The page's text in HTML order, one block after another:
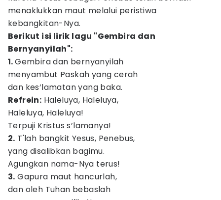
menaklukkan maut melalui peristiwa
kebangkitan-Nya.
Berikut isi lirik lagu "Gembira dan
Bernyanyilah":
1.Gembira dan bernyanyilah
menyambut Paskah yang cerah
dan kes’lamatan yang baka.
Refrein: Haleluya, Haleluya,
Haleluya, Haleluya!
Terpuji Kristus s’lamanya!
2. T'lah bangkit Yesus, Penebus,
yang disalibkan bagimu.
Agungkan nama-Nya terus!
3. Gapura maut hancurlah,
dan oleh Tuhan bebaslah